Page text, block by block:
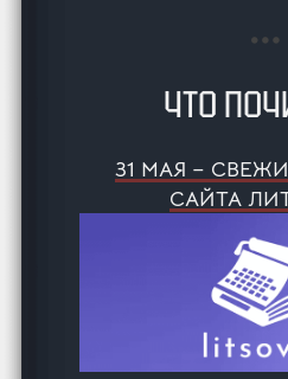
ЧТО
31 МАЯ –
САЙТА